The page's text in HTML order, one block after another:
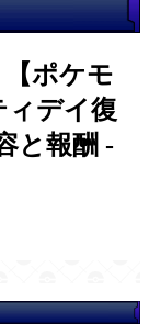
【ポケモ
ィデイ復
と報酬 -